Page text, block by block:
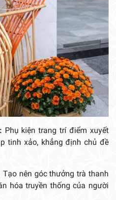
Phụ kiện trang trí điểm xuyết
tinh xảo, khẳng định chủ đề
Tạo nên góc thưởng trà thanh
hóa truyền thống của người